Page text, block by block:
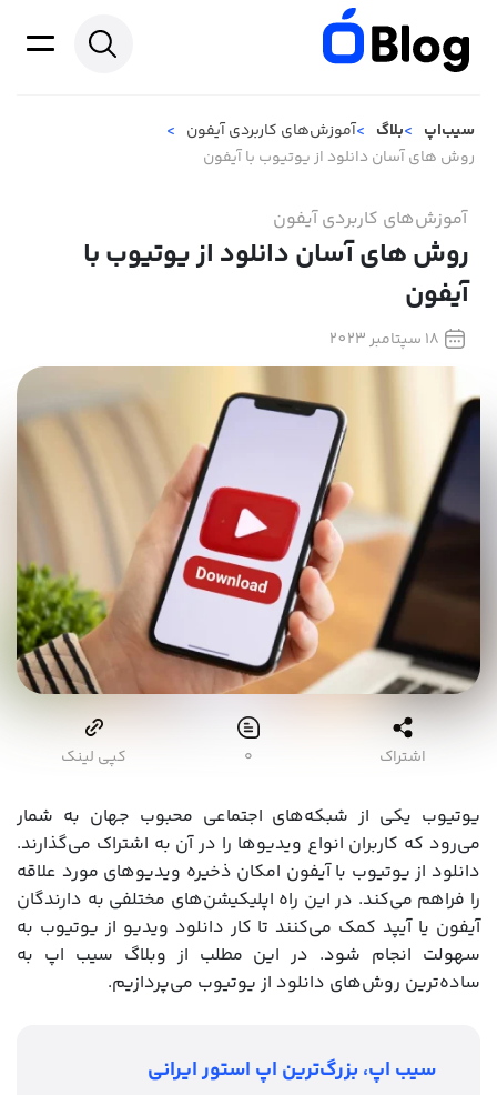
سیب‌اپ بلاگ
آموزش‌های کاربردی آیفون
روش های آسان دانلود از یوتیوب با آیفون
آموزش‌های کاربردی آیفون
روش های آسان دانلود از یوتیوب با
آیفون
18 سپتامبر 2023
اشتراک ۰ کپی لینک
یوتیوب یکی از شبکه‌های اجتماعی محبوب جهان به شمار
می‌رود که کاربران انواع ویدیوها را در آن به اشتراک می‌گذارند.
دانلود از یوتیوب با آیفون امکان ذخیره ویدیوهای مورد علاقه
را فراهم می‌کند. در این راه اپلیکیشن‌های مختلفی به دارندگان
آیفون یا آیپد کمک می‌کنند تا کار دانلود ویدیو از یوتیوب به
سهولت انجام شود. در این مطلب از وبلاگ سیب اپ به
ساده‌ترین روش‌های دانلود از یوتیوب می‌پردازیم.
سیب اپ، بزرگ‌ترین اپ استور ایرانی